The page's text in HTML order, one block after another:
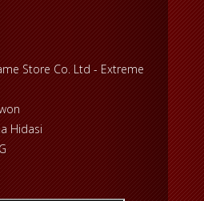
Store Co. Ltd - Extreme
Hidasi